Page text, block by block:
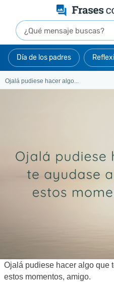
Día de los padres
Ojalá pudiese hacer algo...
Ojalá pudiese hacer algo que
estos momentos, amigo.